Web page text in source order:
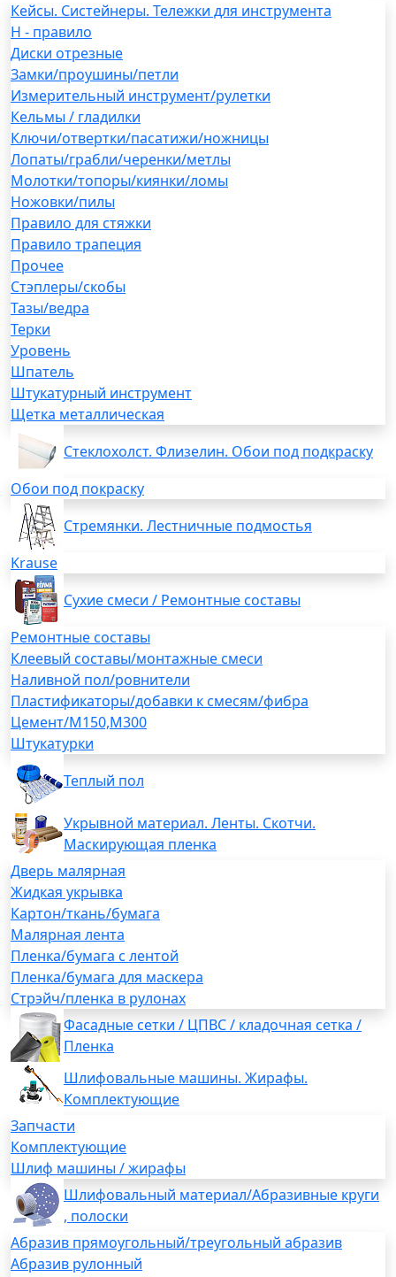
Кейсы. Систейнеры. Тележки для инструмента
H - правило
Диски отрезные
Замки/проушины/петли
Измерительный инструмент/рулетки
Кельмы / гладилки
Ключи/отвертки/пасатижи/ножницы
Лопаты/грабли/черенки/метлы
Молотки/топоры/киянки/ломы
Ножовки/пилы
Правило для стяжки
Правило трапеция
Прочее
Стэплеры/скобы
Тазы/ведра
Терки
Уровень
Шпатель
Штукатурный инструмент
Щетка металлическая
Стеклохолст. Флизелин. Обои под подкраску
Обои под покраску
Стремянки. Лестничные подмостья
Krause
Сухие смеси / Ремонтные составы
Ремонтные составы
Клеевый составы/монтажные смеси
Наливной пол/ровнители
Пластификаторы/добавки к смесям/фибра
Цемент/М150,М300
Штукатурки
Теплый пол
Укрывной материал. Ленты. Скотчи.
Маскирующая пленка
Дверь малярная
Жидкая укрывка
Картон/ткань/бумага
Малярная лента
Пленка/бумага с лентой
Пленка/бумага для маскера
Стрэйч/пленка в рулонах
Фасадные сетки / ЦПВС / кладочная сетка /
Пленка
Шлифовальные машины. Жирафы.
Комплектующие
Запчасти
Комплектующие
Шлиф машины / жирафы
Шлифовальный материал/Абразивные круги
, полоски
Абразив прямоугольный/треугольный абразив
Абразив рулонный